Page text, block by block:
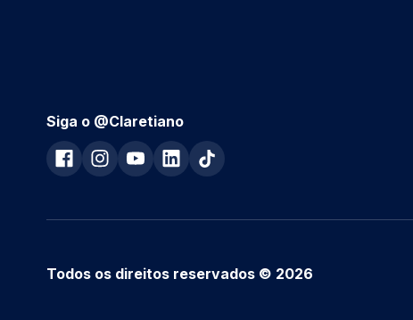
Siga o @Claretiano
Todos os direitos reservados © 2026